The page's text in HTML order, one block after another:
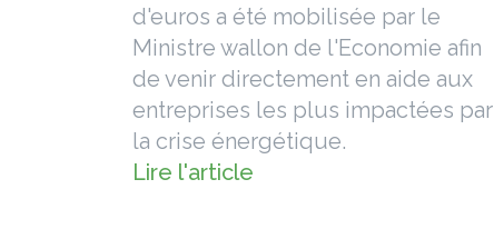
d'euros a été mobilisée par le
Ministre wallon de l'Economie afin
de venir directement en aide aux
entreprises les plus impactées par
la crise énergétique.
Lire l'article